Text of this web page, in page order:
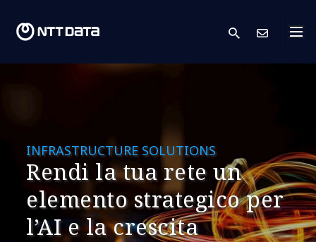
search
INFRASTRUCTURE SOLUTIONS
Rendi la tua rete un
elemento strategico per
l’AI e la crescita